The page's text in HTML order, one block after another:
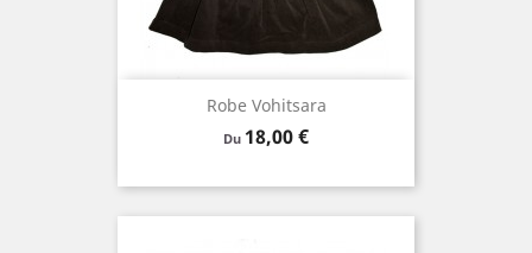
Robe Vohitsara
Du Prix
18,00 €